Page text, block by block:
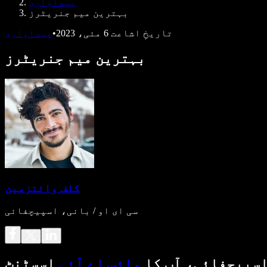
پیداواری
بہترین میم جنریٹرز
تاریخِ اشاعت 6 مئی، 2023 • پیداواری
بہترین میم جنریٹرز
کلف وائتزمین
سی ای او / بانی، اسپیچفائی
آپ کا وائس اے آئی اسسٹنٹ